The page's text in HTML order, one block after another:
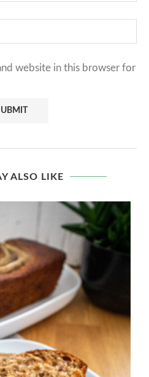
website in this browser for
ALSO LIKE